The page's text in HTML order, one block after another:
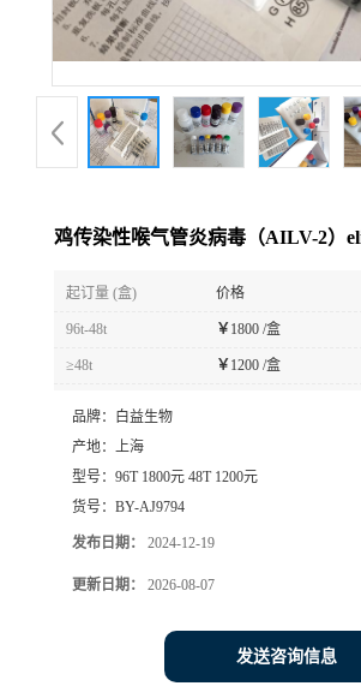
鸡传染性喉气管炎病毒（AILV-2）
起订量 (盒) 价格
96t-48t ￥ 1800 /盒
≥48t ￥ 1200 /盒
品牌：
白益生物
产地： 上海
型号： 96T 1800元 48T 1200元
货号： BY-AJ9794
发布日期： 2024-12-19
更新日期： 2026-08-07
发送咨询信息